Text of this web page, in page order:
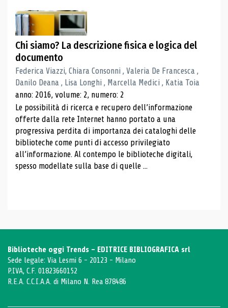
Chi siamo? La descrizione fisica e logica del
documento
Federica Viazzi, Chiara Consonni , Valeria De Francesca ,
Danilo Deana , Lisa Longhi , Marcella Medici , Katia Toia
anno: 2016, volume: 2, numero: 2
Le possibilità di ricerca e recupero dell’informazione
offerte dalla rete Internet hanno portato a una
progressiva perdita di importanza dei cataloghi delle
biblioteche come punti di accesso privilegiato
all’informazione. Al contempo le biblioteche digitali,
spesso modellate sulla base di quelle ...
Biblioteche oggi Trends - EDITRICE BIBLIOGRAFICA srl
Sede legale: Via Lesmi 6 - 20123 - Milano
P.IVA, C.F. 01823660152
R.E.A. C.C.I.A.A. di Milano N. Rea 878486